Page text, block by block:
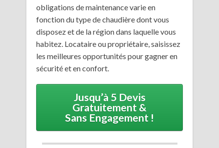
obligations de maintenance varie en
fonction du type de chaudière dont vous
disposez et de la région dans laquelle vous
habitez. Locataire ou propriétaire, saisissez
les meilleures opportunités pour gagner en
sécurité et en confort.
Jusqu’à 5 Devis
Gratuitement &
Sans Engagement !